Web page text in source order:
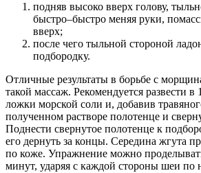
подняв высоко вверх голову,
быстро–быстро меняя руки,
вверх;
после чего тыльной стороной
подбородку.
Отличные результаты в борьбе с
такой массаж. Рекомендуется развести в
ложки морской соли и, добавив
полученном растворе полотенце и
Поднести свернутое полотенце к
его дернуть за концы. Середина жгута
по коже. Упражнение можно
минут, ударяя с каждой стороны шеи по